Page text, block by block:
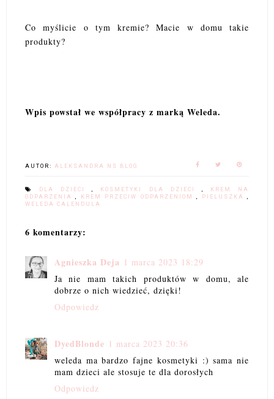
Co myślicie o tym kremie? Macie w domu takie
produkty?
Wpis powstał we współpracy z marką Weleda.
AUTOR: ALEKSANDRA NS BLOG
DLA DZIECI KOSMETYKI DLA DZIECI
KREM NA
ODPARZENIA
KREM PRZECIW ODPARZENIOM PIELUSZKA
WELEDA CALENDULA
6 komentarzy:
Agnieszka Deja 1 marca 2023 18:29
Ja nie mam takich produktów w domu, ale
dobrze o nich wiedzieć, dzięki!
Odpowiedz
DyedBlonde 1 marca 2023 20:36
weleda ma bardzo fajne kosmetyki :) sama nie
mam dzieci ale stosuje te dla dorosłych
Odpowiedz